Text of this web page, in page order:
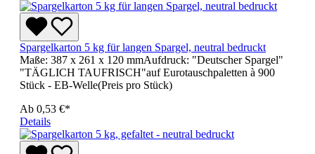
Spargelkarton 5 kg für langen Spargel, neutral bedruckt
Maße: 387 x 261 x 120 mmAufdruck: "Deutscher Spargel"
"TÄGLICH TAUFRISCH"auf Eurotauschpaletten à 900
Stück - EB-Welle(Preis pro Stück)
Ab 0,53 €*
Details